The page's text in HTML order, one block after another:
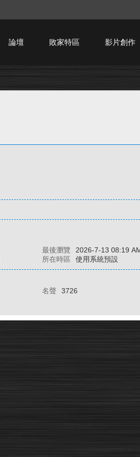
論壇 敗家特區 影片創作
最後瀏覽
2026-7-13 08:19
所在時區 使用系統預設
名聲
3726